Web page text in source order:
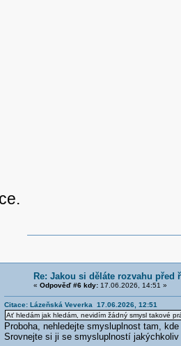
Re: Jakou si děláte rozvahu
« Odpověď #6 kdy:17.06.2026, 14:51 »
Citace: Lázeňská Veverka 17.06.2026, 12:51
Ať hledám jak hledám, nevidím žádný smysl takové
Proboha, nehledejte smysluplnost tam,
Srovnejte si ji se smysluplností